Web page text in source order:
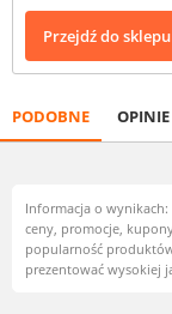
Przejdź do
PODOBNE OPINIE
Informacja o
ceny, promocje,
popularność
prezentować wysokiej